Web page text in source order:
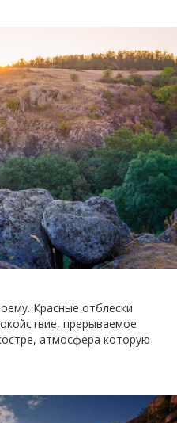
Красные отблески
прерываемое
атмосфера которую